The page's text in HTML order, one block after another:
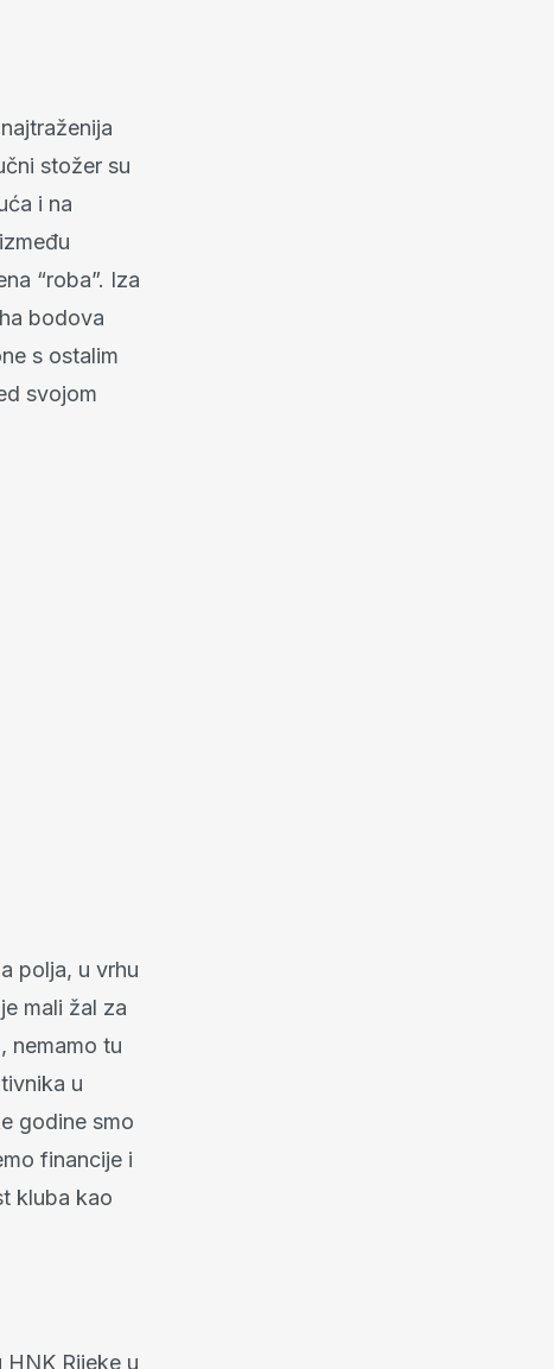
stožer su
i na
“roba”. Iza
bodova
s ostalim
svojom
polja, u vrhu
mali žal za
nemamo tu
u
godine smo
financije i
kluba kao
Rijeke u